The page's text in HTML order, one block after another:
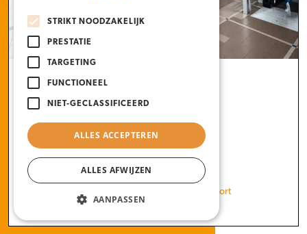
First Class
033 4612 254
info@firstclassamersfoort.nl
First Class, Piet Mondriaanplein 7, Amersfoort
STRIKT NOODZAKELIJK
PRESTATIE
TARGETING
FUNCTIONEEL
NIET-GECLASSIFICEERD
ALLES ACCEPTEREN
ALLES AFWIJZEN
AANPASSEN